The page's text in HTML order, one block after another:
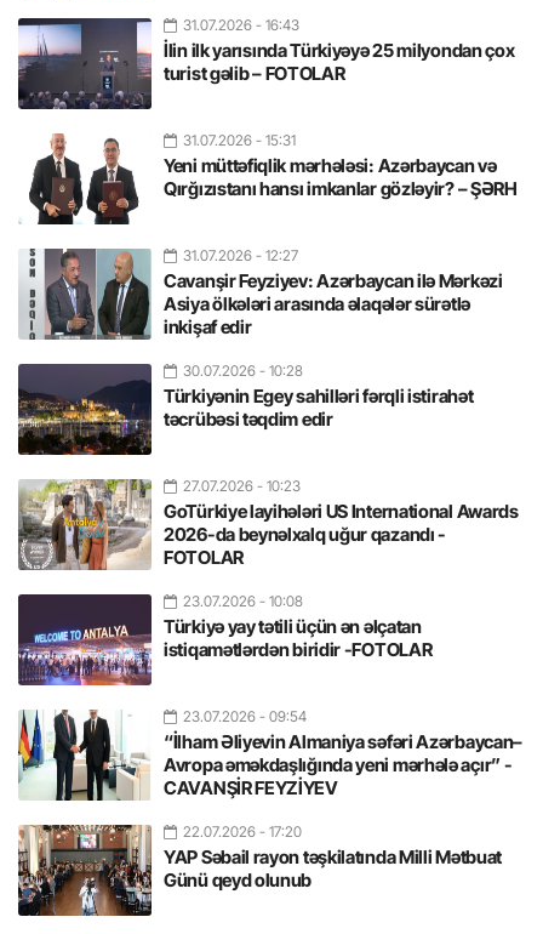
31.07.2026 - 16:43
İlin ilk yarısında Türkiyəyə 25 milyondan çox
turist gəlib – FOTOLAR
31.07.2026 - 15:31
Yeni müttəfiqlik mərhələsi: Azərbaycan və
Qırğızıstanı hansı imkanlar gözləyir? – ŞƏRH
31.07.2026 - 12:27
Cavanşir Feyziyev: Azərbaycan ilə Mərkəzi
Asiya ölkələri arasında əlaqələr sürətlə
inkişaf edir
30.07.2026 - 10:28
Türkiyənin Egey sahilləri fərqli istirahət
təcrübəsi təqdim edir
27.07.2026 - 10:23
GoTürkiye layihələri US International Awards
2026-da beynəlxalq uğur qazandı -
FOTOLAR
23.07.2026 - 10:08
Türkiyə yay tətili üçün ən əlçatan
istiqamətlərdən biridir -FOTOLAR
23.07.2026 - 09:54
“İlham Əliyevin Almaniya səfəri Azərbaycan–
Avropa əməkdaşlığında yeni mərhələ açır” -
CAVANŞİR FEYZİYEV
22.07.2026 - 17:20
YAP Səbail rayon təşkilatında Milli Mətbuat
Günü qeyd olunub